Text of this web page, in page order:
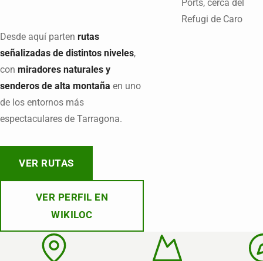
Desde aquí parten rutas
señalizadas de distintos niveles,
con miradores naturales y
senderos de alta montaña en uno
de los entornos más
espectaculares de Tarragona.
VER RUTAS
VER PERFIL EN
WIKILOC